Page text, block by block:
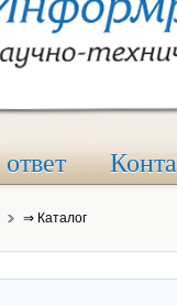
⇒ Каталог